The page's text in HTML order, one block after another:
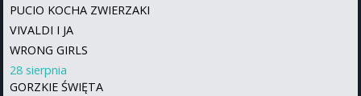
PUCIO KOCHA ZWIERZAKI
VIVALDI I JA
WRONG GIRLS
28 sierpnia
GORZKIE ŚWIĘTA